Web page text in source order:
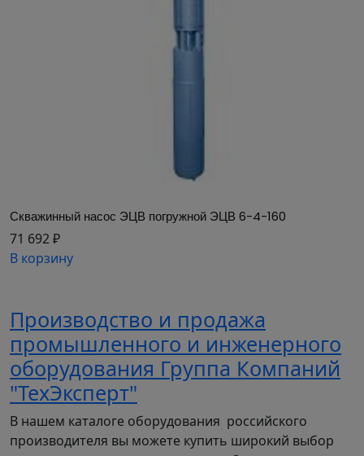
Скважинный насос ЭЦВ погружной ЭЦВ 6-4-160
71 692 ₽
В корзину
Производство и продажа
промышленного и инженерного
оборудования Группа Компаний
"ТехЭксперт"
В нашем каталоге оборудования российского
производителя вы можете купить широкий выбор